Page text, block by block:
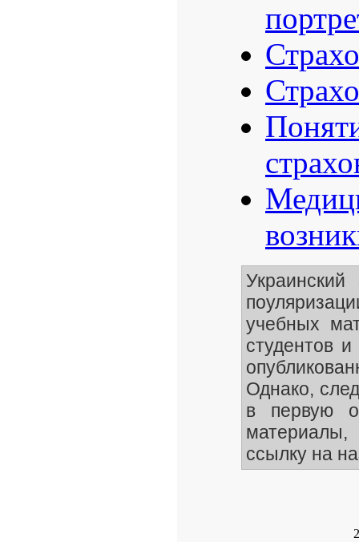
учебных
студентов
Однако,
в первую
материалы,
ссылку на